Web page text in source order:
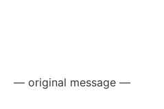
— original message —